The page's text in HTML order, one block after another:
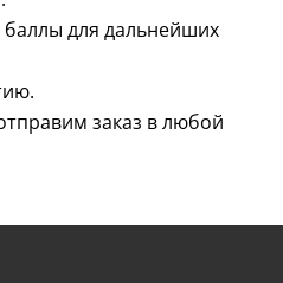
для дальнейших
заказ в любой